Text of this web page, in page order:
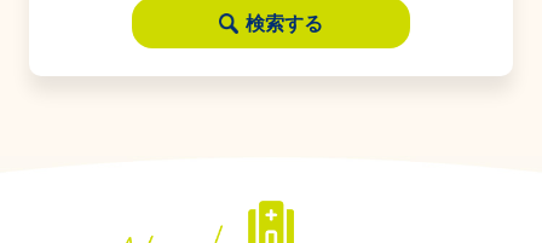
検索する